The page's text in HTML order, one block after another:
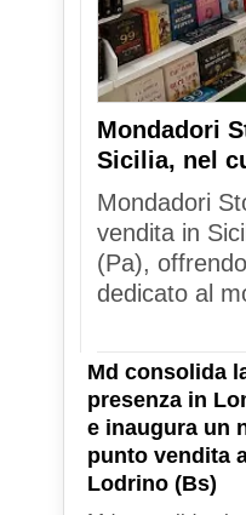
Mondadori
Sicilia, nel
Mondadori
vendita in
(Pa),
dedicato al
Md consolida
presenza in
e inaugura un
punto vendita
Lodrino (Bs)